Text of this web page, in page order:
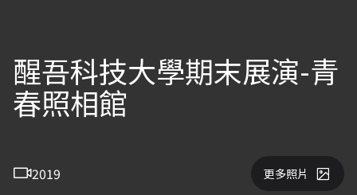
醒吾科技大學期末展演-青
春照相館
2019 更多照片